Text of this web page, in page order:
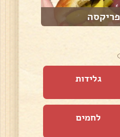
פריקסה
גלידות
לחמים